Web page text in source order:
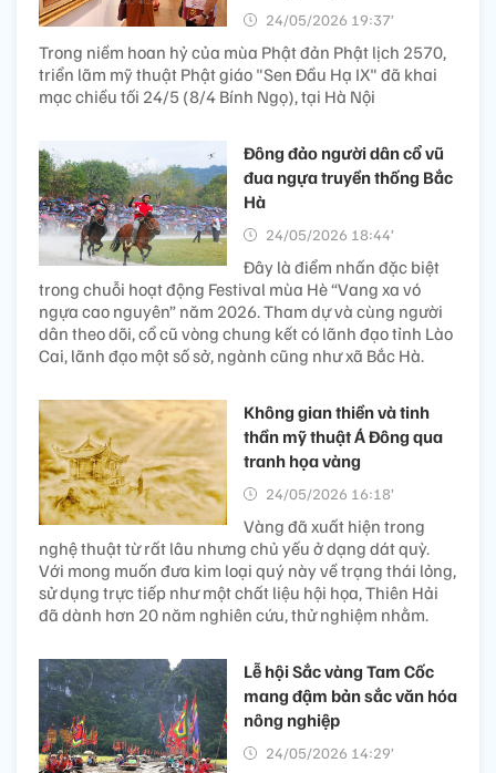
24/05/2026 19:37’
Trong niềm hoan hỷ của mùa Phật đản Phật lịch 2570,
triển lãm mỹ thuật Phật giáo "Sen Đầu Hạ IX" đã khai
mạc chiều tối 24/5 (8/4 Bính Ngọ), tại Hà Nội
Đông đảo người dân cổ vũ
đua ngựa truyền thống Bắc
Hà
24/05/2026 18:44’
Đây là điểm nhấn đặc biệt
trong chuỗi hoạt động Festival mùa Hè “Vang xa vó
ngựa cao nguyên” năm 2026. Tham dự và cùng người
dân theo dõi, cổ cũ vòng chung kết có lãnh đạo tỉnh Lào
Cai, lãnh đạo một số sở, ngành cũng như xã Bắc Hà.
Không gian thiền và tinh
thần mỹ thuật Á Đông qua
tranh họa vàng
24/05/2026 16:18’
Vàng đã xuất hiện trong
nghệ thuật từ rất lâu nhưng chủ yếu ở dạng dát quỳ.
Với mong muốn đưa kim loại quý này về trạng thái lỏng,
sử dụng trực tiếp như một chất liệu hội họa, Thiên Hải
đã dành hơn 20 năm nghiên cứu, thử nghiệm nhằm.
Lễ hội Sắc vàng Tam Cốc
mang đậm bản sắc văn hóa
nông nghiệp
24/05/2026 14:29’